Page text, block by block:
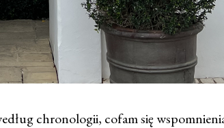
chronologii, cofam się